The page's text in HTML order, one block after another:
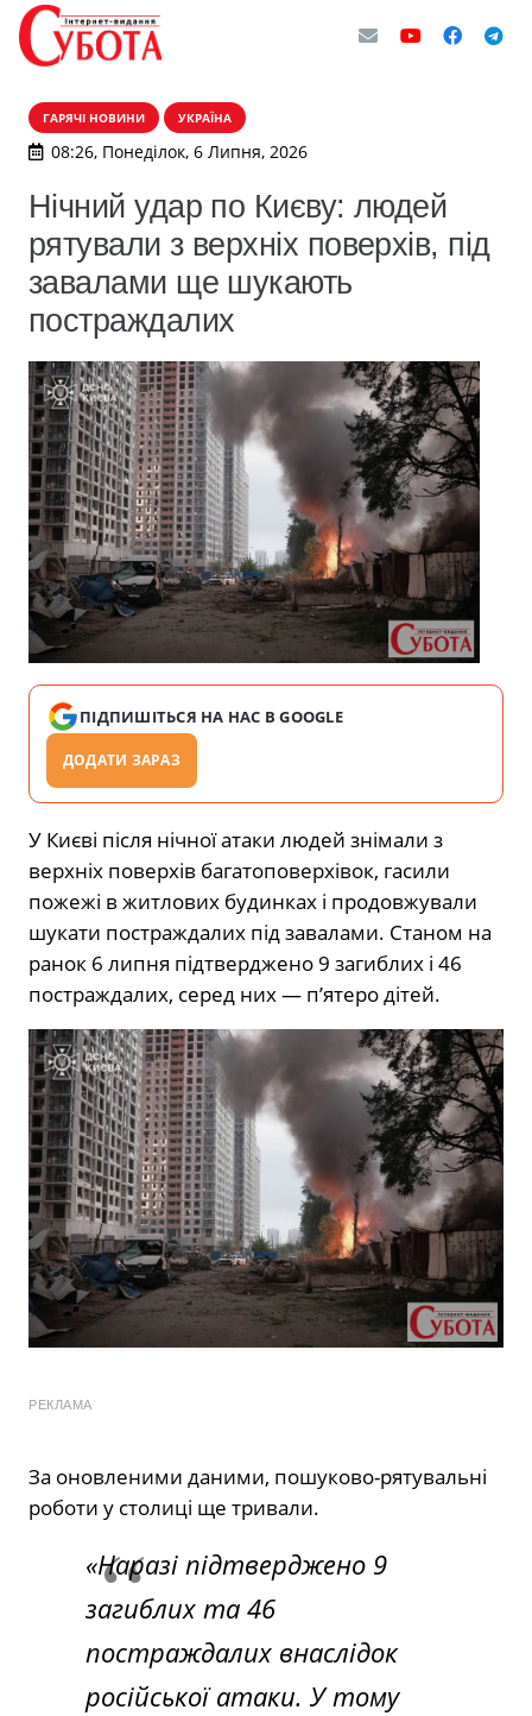
ГАРЯЧІ НОВИНИ УКРАЇНА
08:26, Понеділок, 6 Липня, 2026
Нічний удар по Києву: людей
рятували з верхніх поверхів, під
завалами ще шукають
постраждалих
ПІДПИШІТЬСЯ НА НАС В GOOGLE
ДОДАТИ ЗАРАЗ
У Києві після нічної атаки людей знімали з
верхніх поверхів багатоповерхівок, гасили
пожежі в житлових будинках і продовжували
шукати постраждалих під завалами. Станом на
ранок 6 липня підтверджено 9 загиблих і 46
постраждалих, серед них — п’ятеро дітей.
РЕКЛАМА
За оновленими даними, пошуково-рятувальні
роботи у столиці ще тривали.
«Наразі підтверджено 9
загиблих та 46
постраждалих внаслідок
російської атаки. У тому